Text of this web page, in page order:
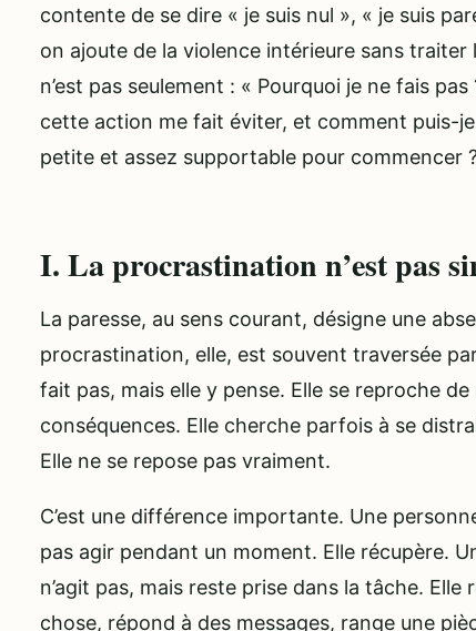
contente de se dire « je suis nul », « je suis
on ajoute de la violence intérieure sans
n’est pas seulement : « Pourquoi je ne fais pas
cette action me fait éviter, et comment puis-
petite et assez supportable pour commencer
I. La procrastination n’est pas
La paresse, au sens courant, désigne une
procrastination, elle, est souvent traversée
fait pas, mais elle y pense. Elle se reproche
conséquences. Elle cherche parfois à se
Elle ne se repose pas vraiment.
C’est une différence importante. Une
pas agir pendant un moment. Elle récupère.
n’agit pas, mais reste prise dans la tâche.
chose, répond à des messages, range une